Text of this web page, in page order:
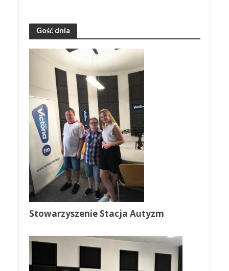
Gość dnia
Stowarzyszenie Stacja Autyzm